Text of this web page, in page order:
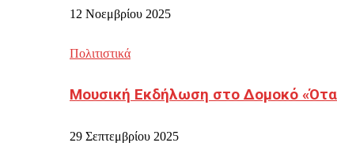
12 Νοεμβρίου 2025
Πολιτιστικά
Μουσική Εκδήλωση στο Δομοκό «Όταν
29 Σεπτεμβρίου 2025